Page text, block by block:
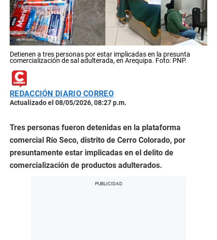
Detienen a tres personas por estar implicadas en la presunta
comercialización de sal adulterada, en Arequipa. Foto: PNP.
REDACCIÓN DIARIO CORREO
Actualizado el 08/05/2026, 08:27 p.m.
Tres personas fueron detenidas en la plataforma
comercial Río Seco, distrito de Cerro Colorado, por
presuntamente estar implicadas en el delito de
comercialización de productos adulterados.